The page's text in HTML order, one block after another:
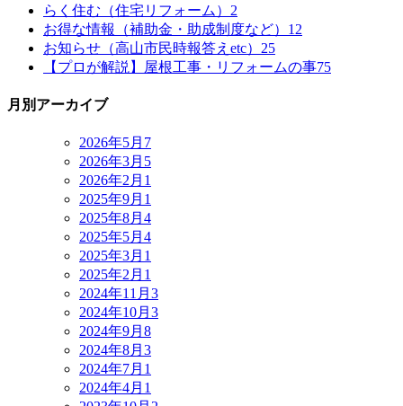
らく住む（住宅リフォーム） 2
お得な情報（補助金・助成制度など） 12
お知らせ（高山市民時報答えetc） 25
【プロが解説】屋根工事・リフォームの事75
月別アーカイブ
2026年5月 7
2026年3月 5
2026年2月 1
2025年9月 1
2025年8月 4
2025年5月 4
2025年3月 1
2025年2月 1
2024年11月 3
2024年10月 3
2024年9月 8
2024年8月 3
2024年7月 1
2024年4月 1